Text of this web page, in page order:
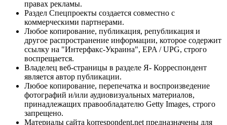
правах рекламы.
Раздел Спецпроекты создается совместно с
коммерческими партнерами.
Любое копирование, публикация, републикация и
другое распространение информации, которое содержит
ссылку на "Интерфакс-Украина", EPA / UPG, строго
воспрещается.
Владелец веб-страницы в разделе Я- Корреспондент
является автор публикации.
Любое копирование, перепечатка и воспроизведение
фотографий и/или аудиовизуальных материалов,
принадлежащих правообладателю Getty Images, строго
запрещено.
Материалы сайта korrespondent.net предназначены для